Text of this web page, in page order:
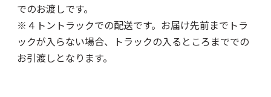
でのお渡しです。
※４トントラックでの配送です。お届け先前までトラ
ックが入らない場合、トラックの入るところまででの
お引渡しとなります。